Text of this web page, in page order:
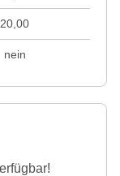
20,00
nein